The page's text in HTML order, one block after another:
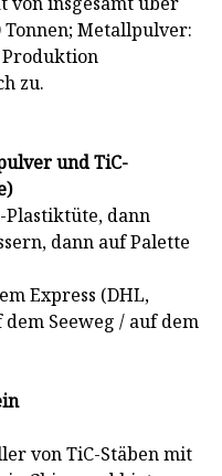
Tonnen; Metallpulver:
Produktion
zu.
und TiC-
Plastiktüte, dann
dann auf Palette
Express (DHL,
dem Seeweg / auf dem
von TiC-Stäben mit